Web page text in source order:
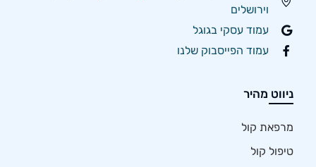
וירושלים
עמוד עסקי בגוגל
עמוד הפייסבוק שלנו
ניווט מהיר
מרפאת קול
טיפול קול